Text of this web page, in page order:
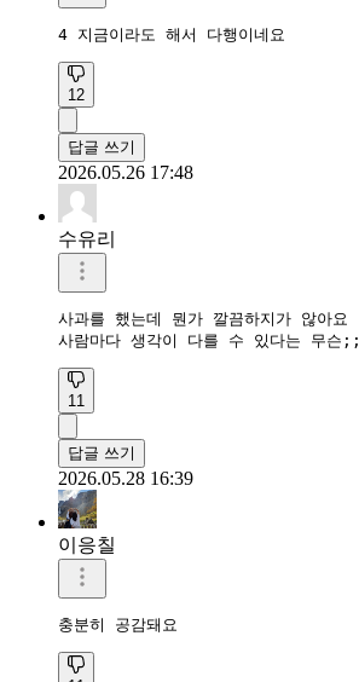
4 지금이라도 해서 다행이네요
12
답글 쓰기
2026.05.26 17:48
수유리
사과를 했는데 뭔가 깔끔하지가 않아요
사람마다 생각이 다를 수 있다는 무슨;;
11
답글 쓰기
2026.05.28 16:39
이응칠
충분히 공감돼요